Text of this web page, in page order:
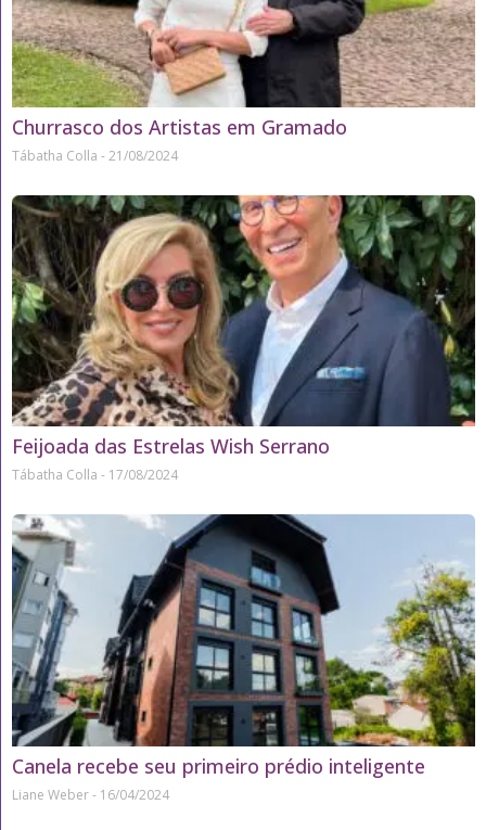
Churrasco dos Artistas em Gramado
Tábatha Colla 21/08/2024
Feijoada das Estrelas Wish Serrano
Tábatha Colla 17/08/2024
Canela recebe seu primeiro prédio inteligente
Liane Weber 16/04/2024